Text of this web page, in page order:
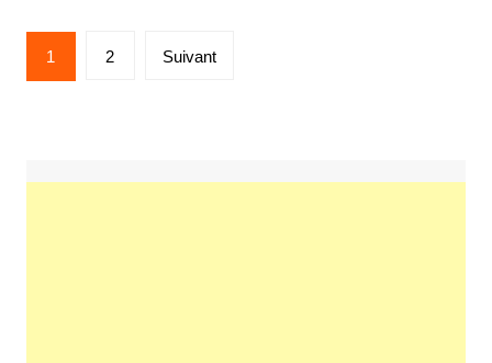
Pagination
des
1 2 Suivant